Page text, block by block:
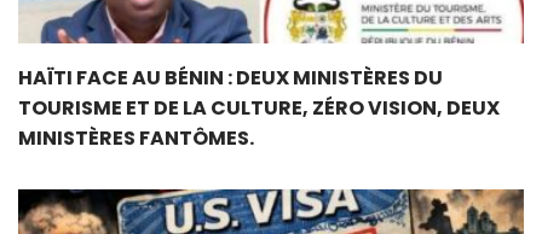
HAÏTI FACE AU BÉNIN : DEUX MINISTÈRES DU
TOURISME ET DE LA CULTURE, ZÉRO VISION, DEUX
MINISTÈRES FANTÔMES.